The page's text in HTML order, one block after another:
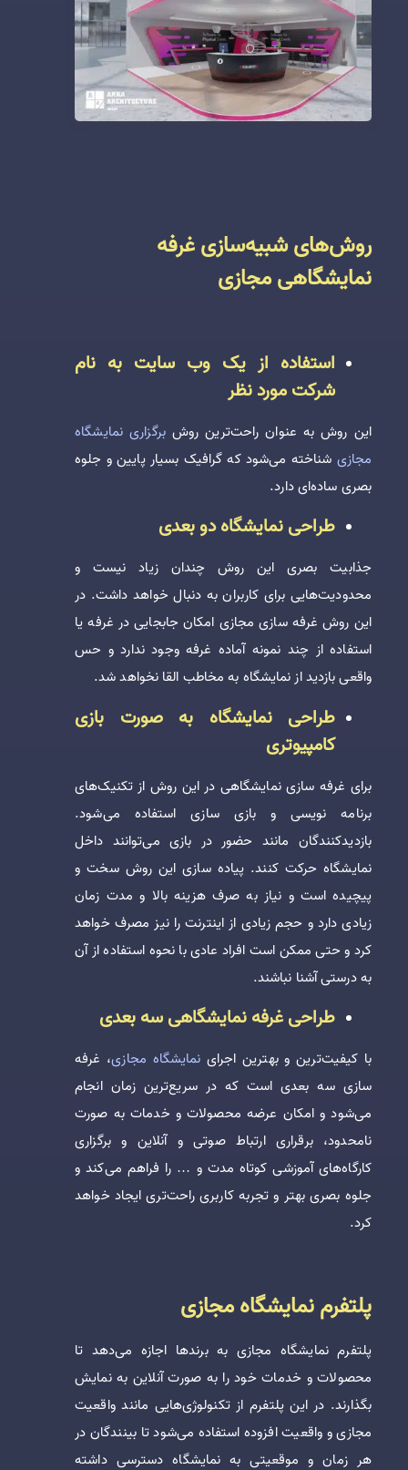
روش‌های شبیه‌سازی غرفه
نمایشگاهی مجازی
استفاده از یک وب سایت به نام
شرکت مورد نظر
این روش به عنوان راحت‌ترین روشبرگزاری نمایشگاه
مجازی شناخته می‌شود که گرافیک بسیار پایین و جلوه
بصری ساده‌ای دارد.
طراحی نمایشگاه دو بعدی
جذابیت بصری این روش چندان زیاد نیست و
محدودیت‌هایی برای کاربران به دنبال خواهد داشت. در
این روش غرفه سازی مجازی امکان جابجایی در غرفه یا
استفاده از چند نمونه آماده غرفه وجود ندارد و حس
واقعی بازدید از نمایشگاه به مخاطب القا نخواهد شد.
طراحی نمایشگاه به صورت بازی
کامپیوتری
برای غرفه سازی نمایشگاهی در این روش از تکنیک‌های
برنامه نویسی و بازی سازی استفاده می‌شود.
بازدیدکنندگان مانند حضور در بازی می‌توانند داخل
نمایشگاه حرکت کنند. پیاده سازی این روش سخت و
پیچیده است و نیاز به صرف هزینه بالا و مدت زمان
زیادی دارد و حجم زیادی از اینترنت را نیز مصرف خواهد
کرد و حتی ممکن است افراد عادی با نحوه استفاده از آن
به درستی آشنا نباشند.
طراحی غرفه نمایشگاهی سه بعدی
با کیفیت‌ترین و بهترین اجرای نمایشگاه مجازی، غرفه
سازی سه بعدی است که در سریع‌ترین زمان انجام
می‌شود و امکان عرضه محصولات و خدمات به صورت
نامحدود، برقراری ارتباط صوتی و آنلاین و برگزاری
کارگاه‌های آموزشی کوتاه مدت و … را فراهم می‌کند و
جلوه بصری بهتر و تجربه کاربری راحت‌تری ایجاد خواهد
کرد.
پلتفرم نمایشگاه مجازی
پلتفرم نمایشگاه مجازی به برندها اجازه می‌دهد تا
محصولات و خدمات خود را به صورت آنلاین به نمایش
بگذارند. در این پلتفرم از تکنولوژی‌هایی مانند واقعیت
مجازی و واقعیت افزوده استفاده می‌شود تا بینندگان در
هر زمان و موقعیتی به نمایشگاه دسترسی داشته